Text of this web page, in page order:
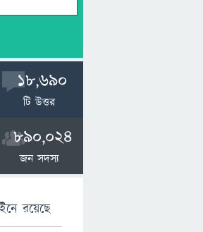
18,690
টি উত্তর
890,024
জন সদস্য
রয়েছে